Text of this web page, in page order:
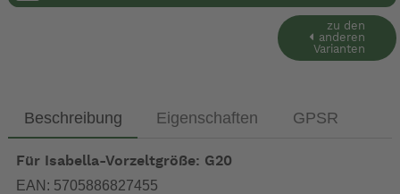
zu den
anderen
Varianten
Beschreibung Eigenschaften GPSR
Für Isabella-Vorzeltgröße: G20
EAN: 5705886827455